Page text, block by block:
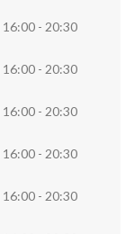
16:00 - 20:30
16:00 - 20:30
16:00 - 20:30
16:00 - 20:30
16:00 - 20:30